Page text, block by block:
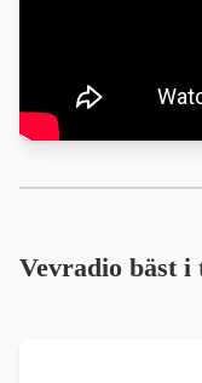
Vevradio bäst i